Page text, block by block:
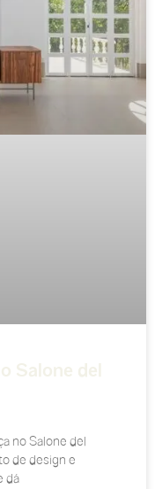
Salone del
no Salone del
de design e
dá